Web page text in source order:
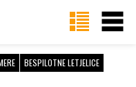
BESPILOTNE LETJELICE